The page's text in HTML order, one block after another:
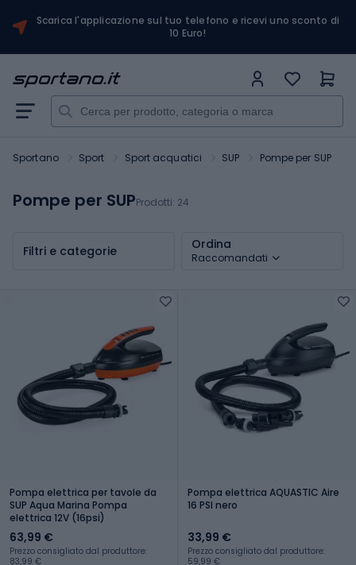
Scarica l'applicazione sul tuo telefono e ricevi uno sconto di
10 Euro!
Sportano Sport Sport acquatici SUP Pompe per SUP
Pompe per SUPProdotti: 24
Filtri e categorie Ordina
Raccomandati
Pompa elettrica per tavole da
SUP Aqua Marina Pompa
elettrica 12V (16psi)
63,99 €
Prezzo consigliato dal produttore:
83,99 €
Pompa elettrica AQUASTIC Aire
16 PSI nero
33,99 €
Prezzo consigliato dal produttore:
59,99 €